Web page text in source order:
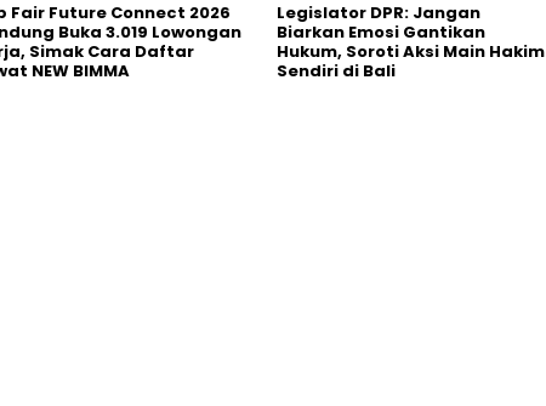
Fair Future Connect 2026
Buka 3.019 Lowongan
Simak Cara Daftar
NEW BIMMA
Legislator DPR: Jangan
Biarkan Emosi Gantikan
Hukum, Soroti Aksi Main Hakim
Sendiri di Bali